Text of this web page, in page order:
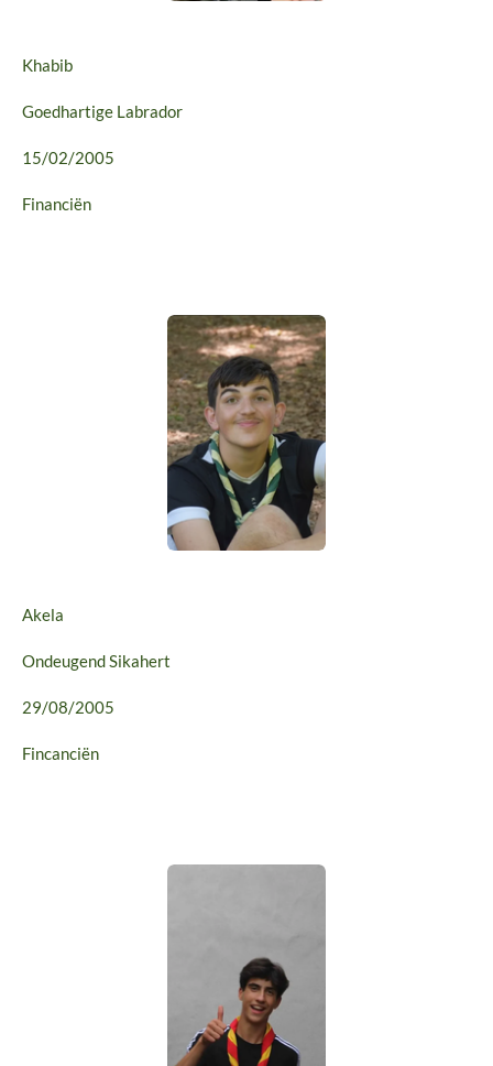
Khabib
Goedhartige Labrador
15/02/2005
Financiën
Akela
Ondeugend Sikahert
29/08/2005
Fincanciën